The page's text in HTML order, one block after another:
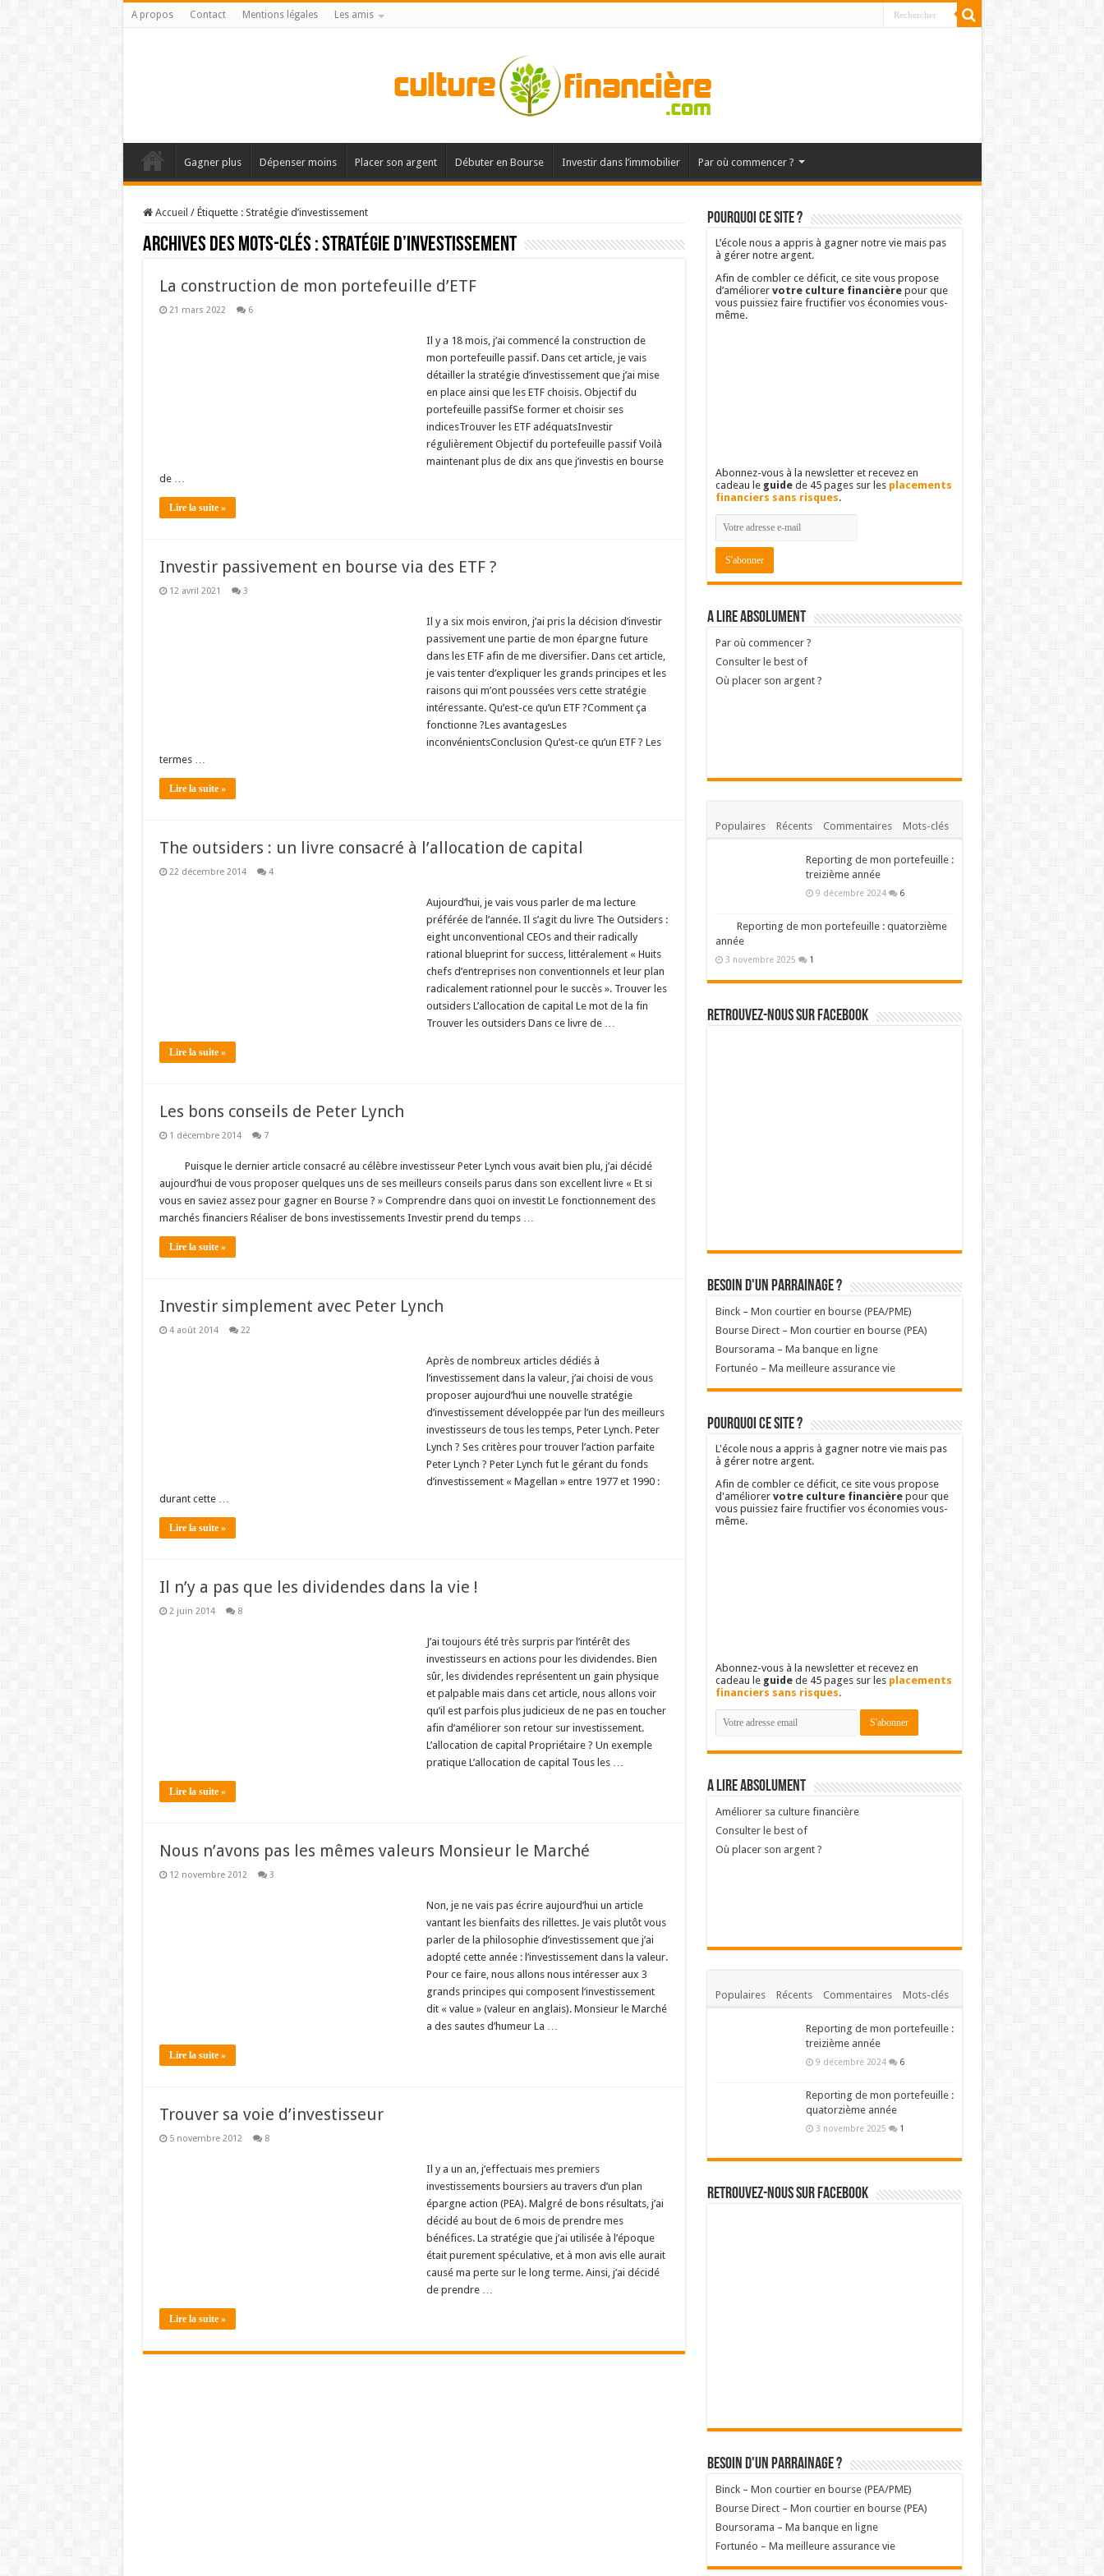
A propos Contact Mentions légales Les amis
Gagner plus Dépenser moins Placer son argent Débuter en Bourse Investir dans l’immobilier Par où commencer ?
Accueil / Étiquette : Stratégie d’investissement
Archives des mots-clés :Stratégie d’investissement
La construction de mon portefeuille d’ETF
21 mars 2022 6
Il y a 18 mois, j’ai commencé la construction de
mon portefeuille passif. Dans cet article, je vais
détailler la stratégie d’investissement que j’ai mise
en place ainsi que les ETF choisis. Objectif du
portefeuille passifSe former et choisir ses
indicesTrouver les ETF adéquatsInvestir
régulièrement Objectif du portefeuille passif Voilà
maintenant plus de dix ans que j’investis en bourse
de …
Lire la suite »
Investir passivement en bourse via des ETF ?
12 avril 2021 3
Il y a six mois environ, j’ai pris la décision d’investir
passivement une partie de mon épargne future
dans les ETF afin de me diversifier. Dans cet article,
je vais tenter d’expliquer les grands principes et les
raisons qui m’ont poussées vers cette stratégie
intéressante. Qu’est-ce qu’un ETF ?Comment ça
fonctionne ?Les avantagesLes
inconvénientsConclusion Qu’est-ce qu’un ETF ? Les
termes …
Lire la suite »
The outsiders : un livre consacré à l’allocation de capital
22 décembre 2014 4
Aujourd’hui, je vais vous parler de ma lecture
préférée de l’année. Il s’agit du livre The Outsiders :
eight unconventional CEOs and their radically
rational blueprint for success, littéralement « Huits
chefs d’entreprises non conventionnels et leur plan
radicalement rationnel pour le succès ». Trouver les
outsiders L’allocation de capital Le mot de la fin
Trouver les outsiders Dans ce livre de …
Lire la suite »
Les bons conseils de Peter Lynch
1 décembre 2014 7
Puisque le dernier article consacré au célèbre investisseur Peter Lynch vous avait bien plu, j’ai décidé
aujourd’hui de vous proposer quelques uns de ses meilleurs conseils parus dans son excellent livre « Et si
vous en saviez assez pour gagner en Bourse ? » Comprendre dans quoi on investit Le fonctionnement des
marchés financiers Réaliser de bons investissements Investir prend du temps …
Lire la suite »
Investir simplement avec Peter Lynch
4 août 2014 22
Après de nombreux articles dédiés à
l’investissement dans la valeur, j’ai choisi de vous
proposer aujourd’hui une nouvelle stratégie
d’investissement développée par l’un des meilleurs
investisseurs de tous les temps, Peter Lynch. Peter
Lynch ? Ses critères pour trouver l’action parfaite
Peter Lynch ? Peter Lynch fut le gérant du fonds
d’investissement « Magellan » entre 1977 et 1990 :
durant cette …
Lire la suite »
Il n’y a pas que les dividendes dans la vie !
2 juin 2014 8
J’ai toujours été très surpris par l’intérêt des
investisseurs en actions pour les dividendes. Bien
sûr, les dividendes représentent un gain physique
et palpable mais dans cet article, nous allons voir
qu’il est parfois plus judicieux de ne pas en toucher
afin d’améliorer son retour sur investissement.
L’allocation de capital Propriétaire ? Un exemple
pratique L’allocation de capital Tous les …
Lire la suite »
Nous n’avons pas les mêmes valeurs Monsieur le Marché
12 novembre 2012 3
Non, je ne vais pas écrire aujourd’hui un article
vantant les bienfaits des rillettes. Je vais plutôt vous
parler de la philosophie d’investissement que j’ai
adopté cette année : l’investissement dans la valeur.
Pour ce faire, nous allons nous intéresser aux 3
grands principes qui composent l’investissement
dit « value » (valeur en anglais). Monsieur le Marché
a des sautes d’humeur La …
Lire la suite »
Trouver sa voie d’investisseur
5 novembre 2012 8
Il y a un an, j’effectuais mes premiers
investissements boursiers au travers d’un plan
épargne action (PEA). Malgré de bons résultats, j’ai
décidé au bout de 6 mois de prendre mes
bénéfices. La stratégie que j’ai utilisée à l’époque
était purement spéculative, et à mon avis elle aurait
causé ma perte sur le long terme. Ainsi, j’ai décidé
de prendre …
Lire la suite »
Pourquoi ce site ?
L’école nous a appris à gagner notre vie mais pas
à gérer notre argent.
Afin de combler ce déficit, ce site vous propose
d’améliorer votre culture financièrepour que
vous puissiez faire fructifier vos économies vous-
même.
Abonnez-vous à la newsletter et recevez en
cadeau le guidede 45 pages sur les placements
financiers sans risques.
A lire absolument
Par où commencer ?
Consulter le best of
Où placer son argent ?
Populaires Récents Commentaires Mots-clés
Reporting de mon portefeuille :
treizième année
9 décembre 2024 6
Reporting de mon portefeuille : quatorzième
année
3 novembre 2025 1
Retrouvez-nous sur Facebook
Besoin d'un parrainage ?
Binck – Mon courtier en bourse (PEA/PME)
Bourse Direct – Mon courtier en bourse (PEA)
Boursorama – Ma banque en ligne
Fortunéo – Ma meilleure assurance vie
Pourquoi ce site ?
L'école nous a appris à gagner notre vie mais pas
à gérer notre argent.
Afin de combler ce déficit, ce site vous propose
d'améliorer votre culture financièrepour que
vous puissiez faire fructifier vos économies vous-
même.
Abonnez-vous à la newsletter et recevez en
cadeau le guidede 45 pages sur les placements
financiers sans risques.
A lire absolument
Améliorer sa culture financière
Consulter le best of
Où placer son argent ?
Populaires Récents Commentaires Mots-clés
Reporting de mon portefeuille :
treizième année
9 décembre 2024 6
Reporting de mon portefeuille :
quatorzième année
3 novembre 2025 1
Retrouvez-nous sur Facebook
Besoin d'un parrainage ?
Binck – Mon courtier en bourse (PEA/PME)
Bourse Direct – Mon courtier en bourse (PEA)
Boursorama – Ma banque en ligne
Fortunéo – Ma meilleure assurance vie